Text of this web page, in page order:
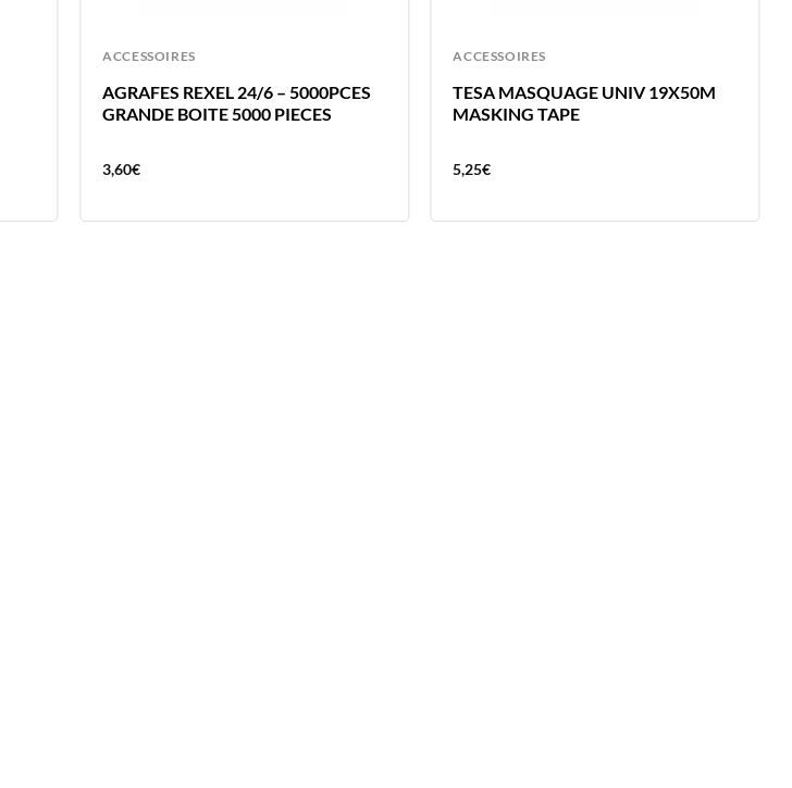
ACCESSOIRES
AGRAFES REXEL 24/6 – 5000PCES
GRANDE BOITE 5000 PIECES
3,60€
ACCESSOIRES
TESA MASQUAGE UNIV 19X50M
MASKING TAPE
5,25€